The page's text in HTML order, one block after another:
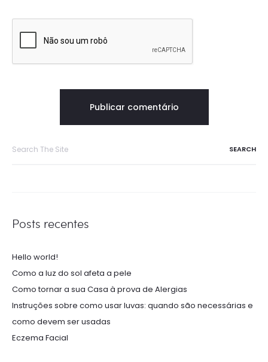
Posts recentes
Hello world!
Como a luz do sol afeta a pele
Como tornar a sua Casa à prova de Alergias
Instruções sobre como usar luvas: quando são necessárias e
como devem ser usadas
Eczema Facial